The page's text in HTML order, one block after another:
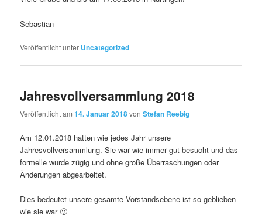
Sebastian
Veröffentlicht unter Uncategorized
Jahresvollversammlung 2018
Veröffentlicht am14. Januar 2018vonStefan Reebig
Am 12.01.2018 hatten wie jedes Jahr unsere
Jahresvollversammlung. Sie war wie immer gut besucht und das
formelle wurde zügig und ohne große Überraschungen oder
Änderungen abgearbeitet.
Dies bedeutet unsere gesamte Vorstandsebene ist so geblieben
wie sie war 🙂